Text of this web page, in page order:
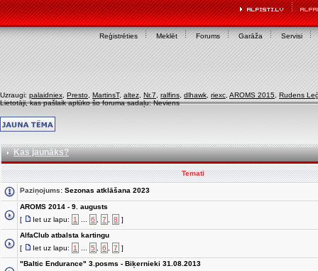
Reģistrēties Meklēt Forums Garāža Servisi
Uzraugi: palaidniex Presto MartinsT, altez Nr.7 ralfins dlhawk riexc AROMS 2015 Rudens
Lietotāji, kas pašlaik aplūko šo foruma sadaļu: Neviens
Kas jaunāks?
Temati
Paziņojums: Sezonas atklāšana 2023
AROMS 2014 - 9. augusts
[
Iet uz lapu: 1 6 7 8 ]
AlfaClub atbalsta kartingu
[
Iet uz lapu: 1 5 6 7 ]
"Baltic Endurance" 3.posms - Biķernieki 31.08.2013